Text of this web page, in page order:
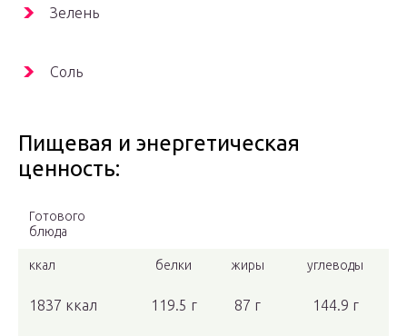
Зелень
Соль
Пищевая и энергетическая
ценность:
Готового
блюда
ккал
1837 ккал
белки
119.5 г
жиры
87 г
углеводы
144.9 г